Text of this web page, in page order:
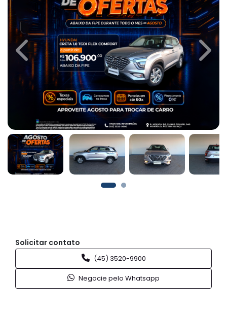
Previous Next
Solicitar contato
(45) 3520-9900
Negocie pelo Whatsapp